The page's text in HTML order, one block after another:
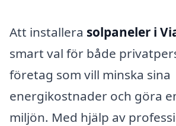
Att installera solpaneler i
smart val för både
företag som vill minska sina
energikostnader och göra
miljön. Med hjälp av